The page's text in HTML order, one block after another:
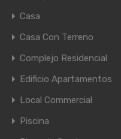
Casa
Casa Con Terreno
Complejo Residencial
Edificio Apartamentos
Local Commercial
Piscina